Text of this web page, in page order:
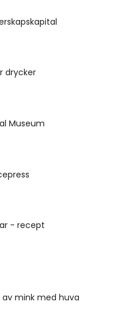
drycker
Museum
- recept
mink med huva